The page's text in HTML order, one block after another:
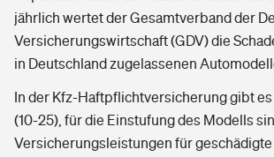
jährlich wertet der Gesamtverband der
Versicherungswirtschaft (GDV) die
in Deutschland zugelassenen
In der Kfz-Haftpflichtversicherung gibt es
(10-25), für die Einstufung des Modells
Versicherungsleistungen für geschädigte